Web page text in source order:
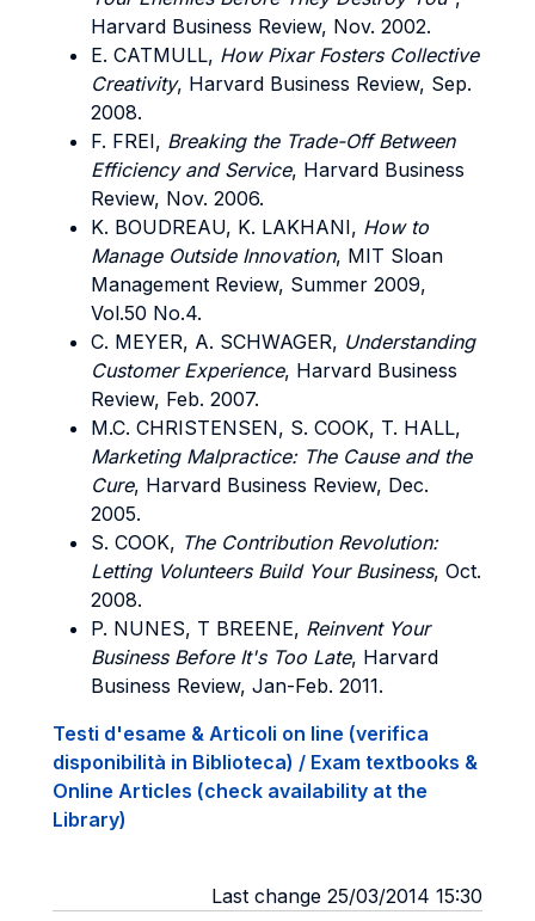
Harvard Business Review, Nov. 2002.
E. CATMULL, How Pixar Fosters Collective
Creativity, Harvard Business Review, Sep.
2008.
F. FREI, Breaking the Trade-Off Between
Efficiency and Service, Harvard Business
Review, Nov. 2006.
K. BOUDREAU, K. LAKHANI, How to
Manage Outside Innovation, MIT Sloan
Management Review, Summer 2009,
Vol.50 No.4.
C. MEYER, A. SCHWAGER, Understanding
Customer Experience, Harvard Business
Review, Feb. 2007.
M.C. CHRISTENSEN, S. COOK, T. HALL,
Marketing Malpractice: The Cause and the
Cure, Harvard Business Review, Dec.
2005.
S. COOK, The Contribution Revolution:
Letting Volunteers Build Your Business, Oct.
2008.
P. NUNES, T BREENE, Reinvent Your
Business Before It's Too Late, Harvard
Business Review, Jan-Feb. 2011.
Testi d'esame & Articoli on line (verifica
disponibilità in Biblioteca) / Exam textbooks &
Online Articles (check availability at the
Library)
Last change 25/03/2014 15:30